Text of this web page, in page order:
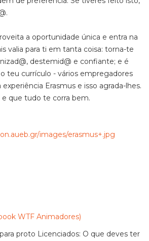
a oportunidade única e entra na
valia para ti em tanta coisa: torna-te
destemid@ e confiante; e é
teu currículo - vários empregadores
Erasmus e isso agrada-lhes.
que tudo te corra bem.
images/erasmus+.jpg
WTF Animadores)
proto Licenciados: O que deves ter